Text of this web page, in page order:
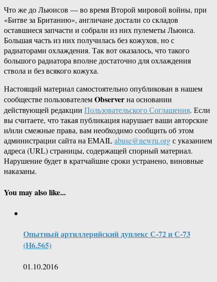
Что же до Льюисов — во время Второй мировой войны, при
«Битве за Британию», англичане достали со складов
оставшиеся запчасти и собрали из них пулеметы Льюиса.
Большая часть из них получилась без кожухов, но с
радиаторами охлаждения. Так вот оказалось, что такого
большого радиатора вполне достаточно для охлаждения
ствола и без всякого кожуха.
Настоящий материал самостоятельно опубликован в нашем
сообществе пользователемObserverна основании
действующей редакции Пользовательского Соглашения. Если
вы считаете, что такая публикация нарушает ваши авторские
и/или смежные права, вам необходимо сообщить об этом
администрации сайта на EMAILabuse@newru.orgс указанием
адреса (URL) страницы, содержащей спорный материал.
Нарушение будет в кратчайшие сроки устранено, виновные
наказаны.
You may also like...
Опытный артиллерийский дуплекс С-72 и С-73
(Н6.565)
01.10.2016